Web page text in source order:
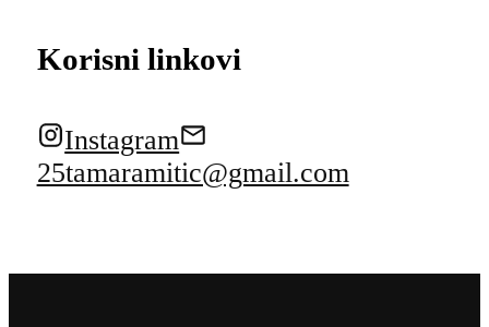
Korisni linkovi
Instagram
25tamaramitic@gmail.com